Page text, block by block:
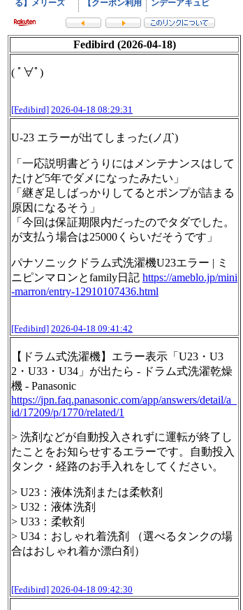
Fedibird (2026-04-18)
( ﾟ∀ﾟ)
[Fedibird] 2026-04-18 08:29:31
U-23 エラーが出てしまった(ノД`)
「一応説明書どうりにはメンテナンスはして
たけど5年でダメになったみたい」
「継ぎ足しばっかりしてるとポンプが詰まる
原因になるそう」
「今回は保証期限内だったのでタダでした。
が支払う場合は25000くらいだそうです」
パナソニックドラム式洗濯機U23エラー | ミ
ニピンマロンとfamily日記 https://ameblo.jp/mini
-marron/entry-12910107436.html
[Fedibird] 2026-04-18 09:41:42
【ドラム式洗濯機】エラー表示「U23・U3
2・U33・U34」が出たら - ドラム式洗濯乾燥
機 - Panasonic
https://jpn.faq.panasonic.com/app/answers/detail/a_
id/17209/p/1770/related/1
> 洗剤などが自動投入されずに運転が終了し
たことをお知らせするエラーです。自動投入
タンク・経路のお手入れをしてください。
> U23：液体洗剤または柔軟剤
> U32：液体洗剤
> U33：柔軟剤
> U34：おしゃれ着洗剤 （選べるタンクの場
合はおしゃれ着か漂白剤）
[Fedibird] 2026-04-18 09:42:30